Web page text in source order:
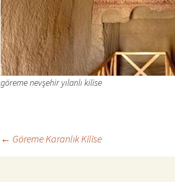
göreme nevşehir yılanlı kilise
← Göreme Karanlık Kilise